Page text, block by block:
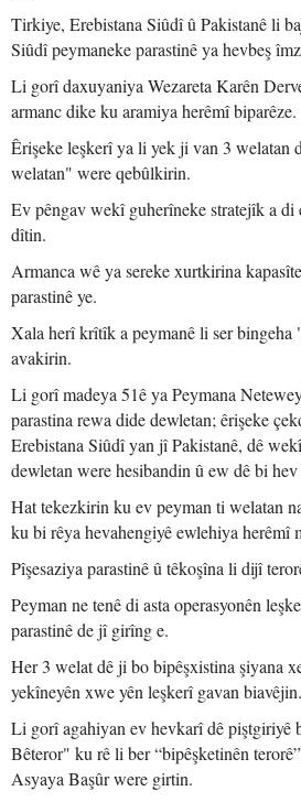
Tirkiye, Erebistana Siûdî û Pakistanê li
Siûdî peymaneke parastinê ya hevbeş
Li gorî daxuyaniya Wezareta Karên
armanc dike ku aramiya herêmî biparêze.
Êrişeke leşkerî ya li yek ji van 3 welatan
welatan" were qebûlkirin.
Ev pêngav wekî guherîneke stratejîk a di
dîtin.
Armanca wê ya sereke xurtkirina
parastinê ye.
Xala herî krîtîk a peymanê li ser
avakirin.
Li gorî madeya 51ê ya Peymana
parastina rewa dide dewletan; êrişeke
Erebistana Siûdî yan jî Pakistanê, dê
dewletan were hesibandin û ew dê bi
Hat tekezkirin ku ev peyman ti welatan
ku bi rêya hevahengiyê ewlehiya herêmî
Pîşesaziya parastinê û têkoşîna li dijî
Peyman ne tenê di asta operasyonên
parastinê de jî girîng e.
Her 3 welat dê ji bo bipêşxistina şiyana
yekîneyên xwe yên leşkerî gavan biavêjin.
Li gorî agahiyan ev hevkarî dê piştgiriyê
Bêteror" ku rê li ber “bipêşketinên
Asyaya Başûr were girtin.